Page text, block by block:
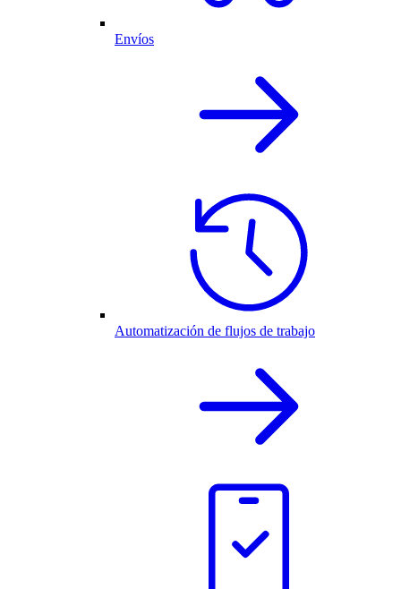
Envíos
Automatización de flujos de trabajo